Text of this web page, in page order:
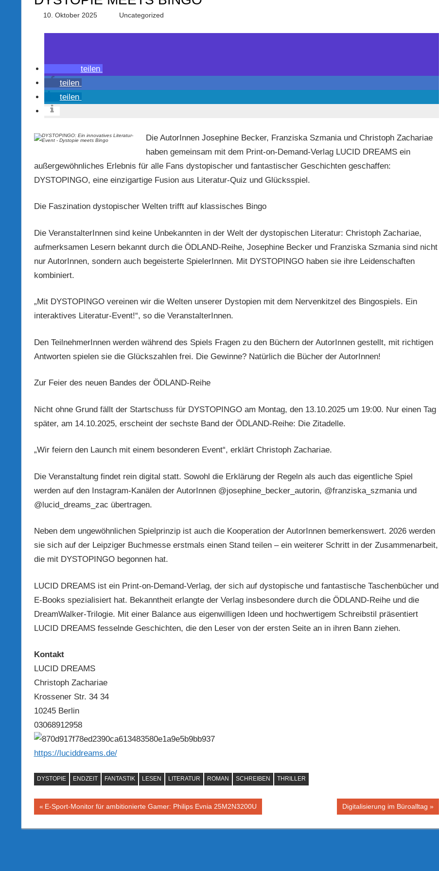
10. Oktober 2025 PRGateway
Uncategorized
teilen
teilen
teilen
Die AutorInnen Josephine Becker, Franziska Szmania und Christoph Zachariae
haben gemeinsam mit dem Print-on-Demand-Verlag LUCID DREAMS ein
außergewöhnliches Erlebnis für alle Fans dystopischer und fantastischer Geschichten geschaffen:
DYSTOPINGO, eine einzigartige Fusion aus Literatur-Quiz und Glücksspiel.
Die Faszination dystopischer Welten trifft auf klassisches Bingo
Die VeranstalterInnen sind keine Unbekannten in der Welt der dystopischen Literatur: Christoph Zachariae,
aufmerksamen Lesern bekannt durch die ÖDLAND-Reihe, Josephine Becker und Franziska Szmania sind nicht
nur AutorInnen, sondern auch begeisterte SpielerInnen. Mit DYSTOPINGO haben sie ihre Leidenschaften
kombiniert.
„Mit DYSTOPINGO vereinen wir die Welten unserer Dystopien mit dem Nervenkitzel des Bingospiels. Ein
interaktives Literatur-Event!“, so die VeranstalterInnen.
Den TeilnehmerInnen werden während des Spiels Fragen zu den Büchern der AutorInnen gestellt, mit richtigen
Antworten spielen sie die Glückszahlen frei. Die Gewinne? Natürlich die Bücher der AutorInnen!
Zur Feier des neuen Bandes der ÖDLAND-Reihe
Nicht ohne Grund fällt der Startschuss für DYSTOPINGO am Montag, den 13.10.2025 um 19:00. Nur einen Tag
später, am 14.10.2025, erscheint der sechste Band der ÖDLAND-Reihe: Die Zitadelle.
„Wir feiern den Launch mit einem besonderen Event“, erklärt Christoph Zachariae.
Die Veranstaltung findet rein digital statt. Sowohl die Erklärung der Regeln als auch das eigentliche Spiel
werden auf den Instagram-Kanälen der AutorInnen @josephine_becker_autorin, @franziska_szmania und
@lucid_dreams_zac übertragen.
Neben dem ungewöhnlichen Spielprinzip ist auch die Kooperation der AutorInnen bemerkenswert. 2026 werden
sie sich auf der Leipziger Buchmesse erstmals einen Stand teilen – ein weiterer Schritt in der Zusammenarbeit,
die mit DYSTOPINGO begonnen hat.
LUCID DREAMS ist ein Print-on-Demand-Verlag, der sich auf dystopische und fantastische Taschenbücher und
E-Books spezialisiert hat. Bekanntheit erlangte der Verlag insbesondere durch die ÖDLAND-Reihe und die
DreamWalker-Trilogie. Mit einer Balance aus eigenwilligen Ideen und hochwertigem Schreibstil präsentiert
LUCID DREAMS fesselnde Geschichten, die den Leser von der ersten Seite an in ihren Bann ziehen.
Kontakt
LUCID DREAMS
Christoph Zachariae
Krossener Str. 34 34
10245 Berlin
03068912958
https://luciddreams.de/
DYSTOPIE ENDZEIT FANTASTIK LESEN LITERATUR ROMAN SCHREIBEN THRILLER
Beitragsnavigation
Vorheriger
E-Sport-Monitor für ambitionierte Gamer: Philips Evnia 25M2N3200U
Nächster
Digitalisierung im Büroalltag